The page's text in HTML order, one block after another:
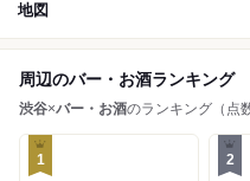
地図
周辺のバー・お酒ランキング
渋谷×バー・お酒のランキング（点
1 2